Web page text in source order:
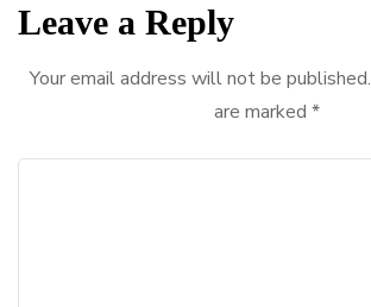
Leave a Reply
Your email address will not be published.
are marked *